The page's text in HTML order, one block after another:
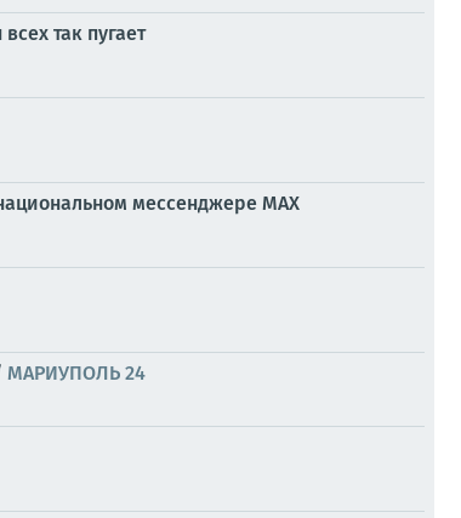
так пугает
мессенджере МАХ
МАРИУПОЛЬ 24